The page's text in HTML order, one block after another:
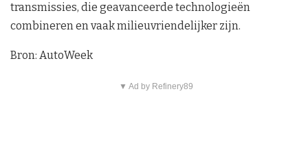
transmissies, die geavanceerde technologieën
combineren en vaak milieuvriendelijker zijn.
Bron: AutoWeek
▼ Ad by Refinery89